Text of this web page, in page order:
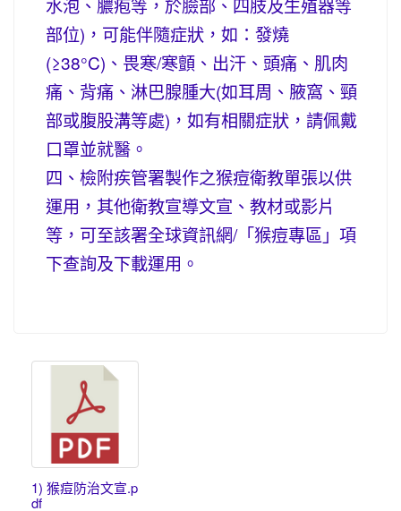
水泡、膿疱等，於臉部、四肢及生殖器等
部位)，可能伴隨症狀，如：發燒
(≥38°C)、畏寒/寒顫、出汗、頭痛、肌肉
痛、背痛、淋巴腺腫大(如耳周、腋窩、頸
部或腹股溝等處)，如有相關症狀，請佩戴
口罩並就醫。
四、檢附疾管署製作之猴痘衛教單張以供
運用，其他衛教宣導文宣、教材或影片
等，可至該署全球資訊網/「猴痘專區」項
下查詢及下載運用。
1) 猴痘防治文宣.p
df